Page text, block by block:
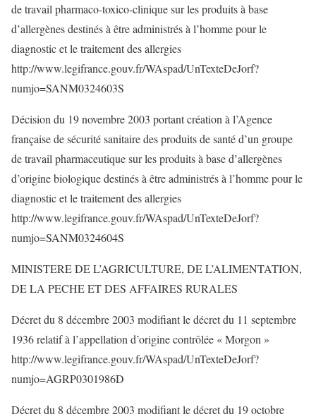
de travail pharmaco-toxico-clinique sur les produits à base
d’allergènes destinés à être administrés à l’homme pour le
diagnostic et le traitement des allergies
http://www.legifrance.gouv.fr/WAspad/UnTexteDeJorf?
numjo=SANM0324603S
Décision du 19 novembre 2003 portant création à l’Agence
française de sécurité sanitaire des produits de santé d’un groupe
de travail pharmaceutique sur les produits à base d’allergènes
d’origine biologique destinés à être administrés à l’homme pour le
diagnostic et le traitement des allergies
http://www.legifrance.gouv.fr/WAspad/UnTexteDeJorf?
numjo=SANM0324604S
MINISTERE DE L’AGRICULTURE, DE L’ALIMENTATION,
DE LA PECHE ET DES AFFAIRES RURALES
Décret du 8 décembre 2003 modifiant le décret du 11 septembre
1936 relatif à l’appellation d’origine contrôlée « Morgon »
http://www.legifrance.gouv.fr/WAspad/UnTexteDeJorf?
numjo=AGRP0301986D
Décret du 8 décembre 2003 modifiant le décret du 19 octobre